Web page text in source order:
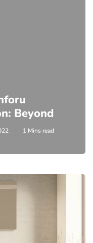
Beyond
1 Mins read